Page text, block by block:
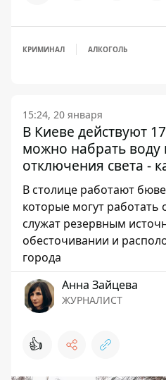
КРИМИНАЛ АЛКОГОЛЬ
15:24, 20 января
В Киеве действуют
можно набрать воду
отключения света -
В столице работают
которые могут работать
служат резервным
обесточивании и
города
Анна Зайцева
ЖУРНАЛИСТ
👍